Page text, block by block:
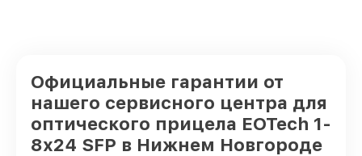
Официальные гарантии от
нашего сервисного центра для
оптического прицела EOTech 1-
8x24 SFP в Нижнем Новгороде